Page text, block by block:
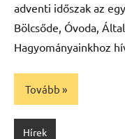
adventi időszak az
Bölcsőde, Óvoda,
Hagyományainkhoz
Tovább
Hírek